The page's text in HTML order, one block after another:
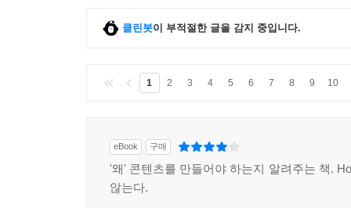
클린봇이 부적절한 글을 감지 중입니다.
1 2 3 4 5 6 7 8 9 10
eBook 구매
'왜' 콘텐츠를 만들어야 하는지 알려주는 책.
않는다.